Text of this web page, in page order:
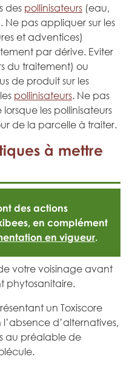
des pollinisateurs (eau,
pas appliquer sur les
et adventices)
par dérive. Eviter
du traitement) ou
de produit sur les
pollinisateurs. Ne pas
les pollinisateurs
de la parcelle à traiter.
à mettre
des actions
en complément
en vigueur.
votre voisinage avant
phytosanitaire.
un Toxiscore
d’alternatives,
au préalable de